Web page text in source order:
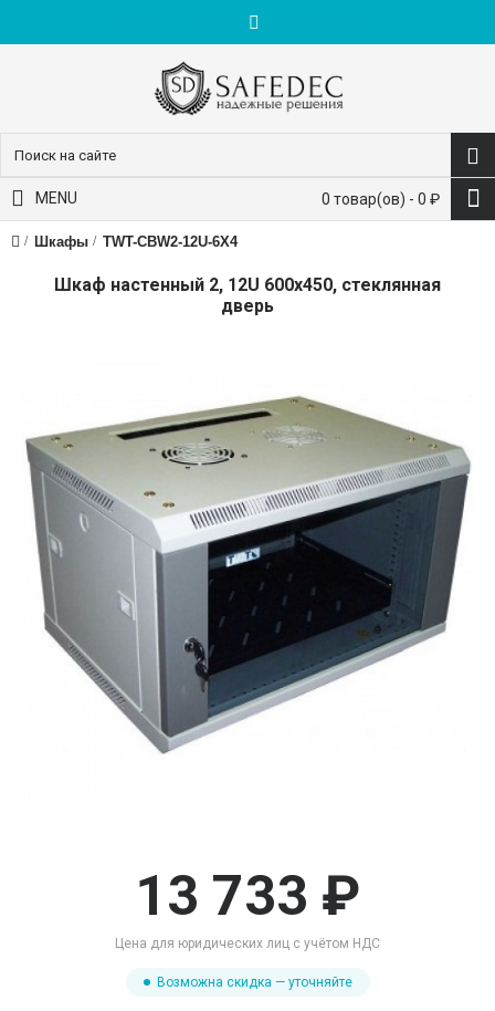
0 товар(ов) - 0 ₽
MENU
Шкафы TWT-CBW2-12U-6X4
Шкаф настенный 2, 12U 600x450, стеклянная
дверь
13 733 ₽
Цена для юридических лиц с учётом НДС
Возможна скидка — уточняйте